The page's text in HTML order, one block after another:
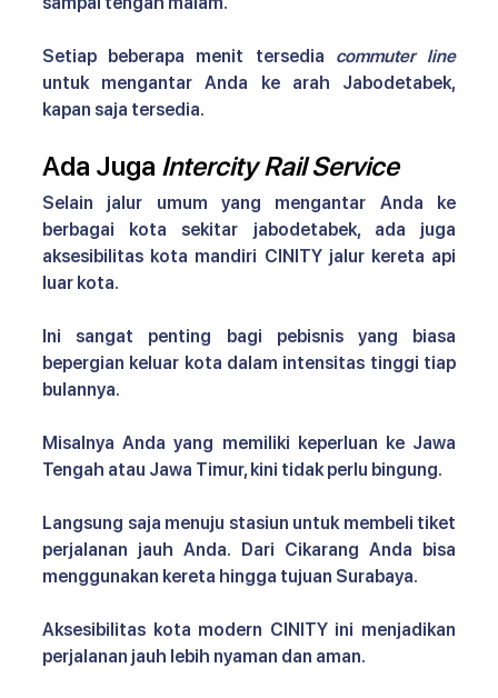
Setiap beberapa menit tersedia commuter line
untuk mengantar Anda ke arah Jabodetabek,
kapan saja tersedia.
Ada Juga Intercity Rail Service
Selain jalur umum yang mengantar Anda ke
aksesibilitas kota mandiri CINITY jalur kereta api
luar kota.
Ini sangat penting bagi pebisnis yang biasa
bepergian keluar kota dalam intensitas tinggi tiap
bulannya.
Misalnya Anda yang memiliki keperluan ke Jawa
Tengah atau Jawa Timur, kini tidak perlu bingung.
Langsung saja menuju stasiun untuk membeli tiket
perjalanan jauh Anda. Dari Cikarang Anda bisa
menggunakan kereta hingga tujuan Surabaya.
Aksesibilitas kota modern CINITY ini menjadikan
perjalanan jauh lebih nyaman dan aman.